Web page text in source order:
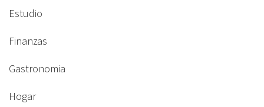
Estudio
Finanzas
Gastronomia
Hogar